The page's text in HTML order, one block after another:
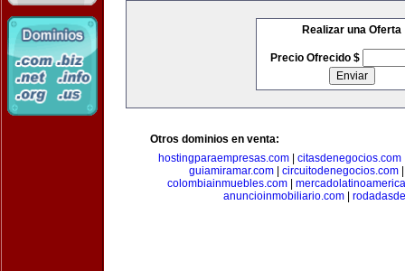
Realizar una Oferta
Precio Ofrecido $
Otros dominios en venta:
hostingparaempresas.com| citasdenegocios.com
guiamiramar.com
circuitodenegocios.com
colombiainmuebles.com
anuncioinmobiliario.com